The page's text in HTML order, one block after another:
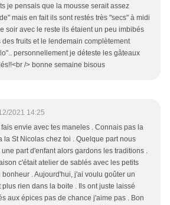
je pensais que la mousse serait assez
mais en fait ils sont restés très "secs" à midi
soir avec le reste ils étaient un peu imbibés
des fruits et le lendemain complètement
personnellement je déteste les gâteaux
/> bonne semaine bisous
2021 14:25
envie avec tes maneles . Connais pas la
la St Nicolas chez toi . Quelque part nous
part d'enfant alors gardons les traditions .
c'était atelier de sablés avec les petits
bonheur . Aujourd'hui, j'ai voulu goûter un
rien dans la boite . Ils ont juste laissé
aux épices pas de chance j'aime pas . Bon